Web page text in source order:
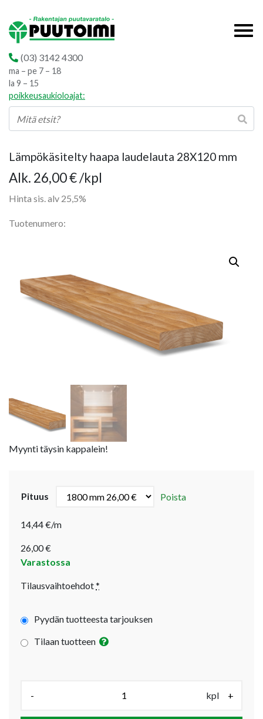
(03) 3142 4300
ma – pe 7 – 18
la 9 – 15
poikkeusaukioloajat:
Lämpökäsitelty haapa laudelauta 28X120 mm
Alk. 26,00€Hintaluokka:
26,00 €
/kpl
Hinta sis. alv 25,5%
Tuotenumero:
Myynti täysin kappalein!
Pituus Poista
14,44 €/m
26,00€
Varastossa
Tilausvaihtoehdot*
Pyydän tuotteesta tarjouksen
Tilaan tuotteen
- kpl +